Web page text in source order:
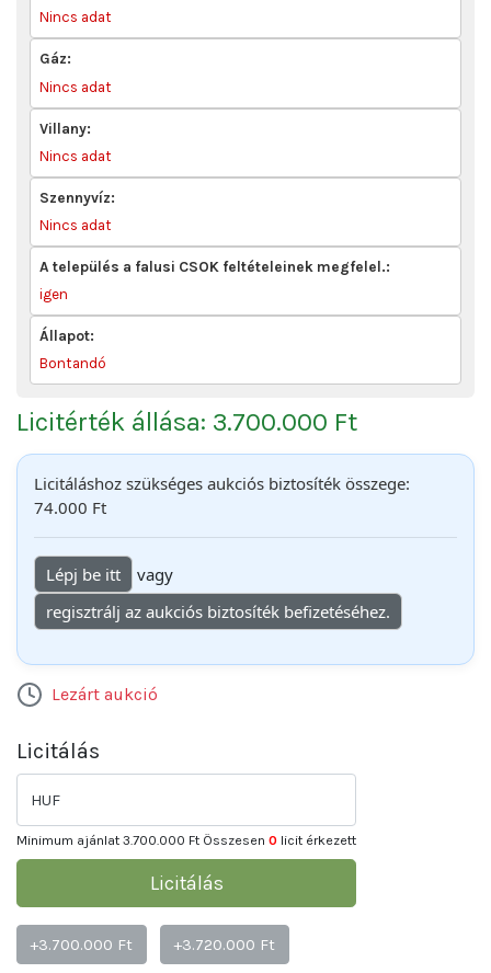
Nincs adat
Gáz:
Nincs adat
Villany:
Nincs adat
Szennyvíz:
Nincs adat
A település a falusi CSOK feltételeinek megfelel.:
igen
Állapot:
Bontandó
Licitérték állása: 3.700.000 Ft
Licitáláshoz szükséges aukciós biztosíték összege:
74.000 Ft
Lépj be itt
vagy
regisztrálj az aukciós biztosíték befizetéséhez.
Lezárt aukció
Licitálás
HUF
Minimum ajánlat 3.700.000 Ft Összesen 0 licit érkezett
Licitálás
+3.700.000 Ft +3.720.000 Ft